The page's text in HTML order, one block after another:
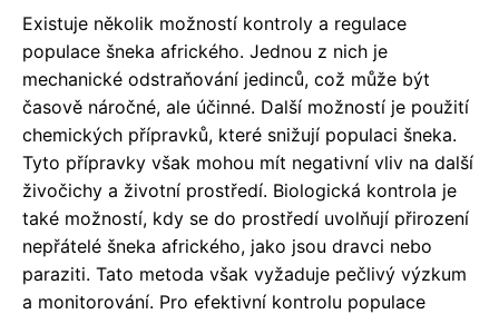
Existuje několik možností kontroly a regulace
populace šneka afrického. Jednou z nich je
mechanické odstraňování jedinců, což může být
časově náročné, ale účinné. Další možností je použití
chemických přípravků, které snižují populaci šneka.
Tyto přípravky však mohou mít negativní vliv na další
živočichy a životní prostředí. Biologická kontrola je
také možností, kdy se do prostředí uvolňují přirození
nepřátelé šneka afrického, jako jsou dravci nebo
paraziti. Tato metoda však vyžaduje pečlivý výzkum
a monitorování. Pro efektivní kontrolu populace